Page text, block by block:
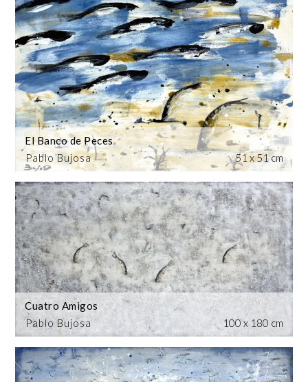
Pablo Bujosa
El Banco de Peces
51 x 51 cm
Pablo Bujosa
Cuatro Amigos
100 x 180 cm